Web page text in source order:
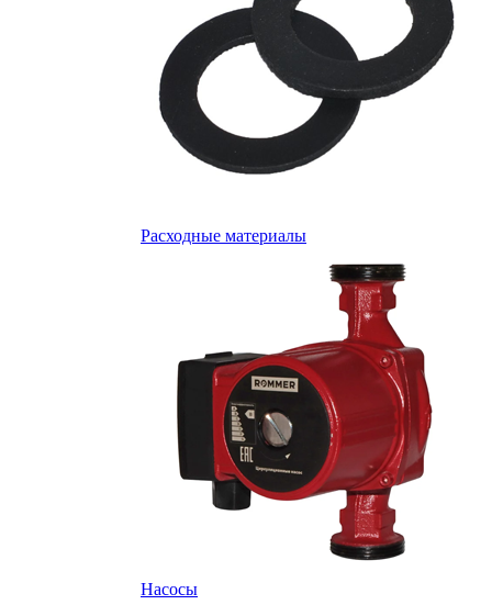
Расходные материалы
Насосы